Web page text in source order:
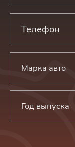
Марка авто
Год выпуска